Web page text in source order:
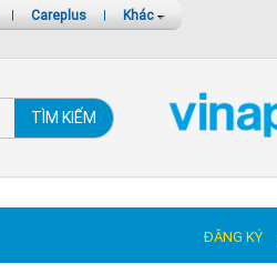
| Careplus | Khác
TÌM KIẾM
ĐĂNG KÝ